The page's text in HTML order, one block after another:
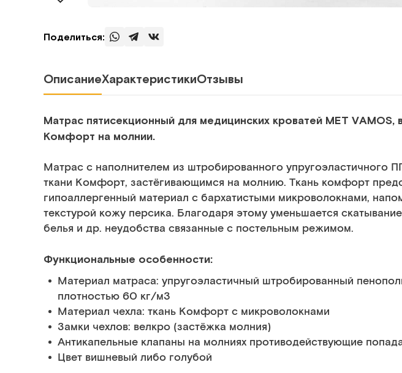
Поделиться:
ОписаниеХарактеристикиОтзывы
Матрас пятисекционный для медицинских кроватей MET VAMOS,
Комфорт на молнии.
Матрас с наполнителем из штробированного упругоэластичного
ткани Комфорт, застёгивающимся на молнию. Ткань комфорт
гипоаллергенный материал с бархатистыми микроволокнами,
текстурой кожу персика. Благодаря этому уменьшается
белья и др. неудобства связанные с постельным режимом.
Функциональные особенности:
Материал матраса: упругоэластичный штробированный
плотностью 60 кг/м3
Материал чехла: ткань Комфорт с микроволокнами
Замки чехлов: велкро (застёжка молния)
Антикапельные клапаны на молниях противодействующие
Цвет вишневый либо голубой